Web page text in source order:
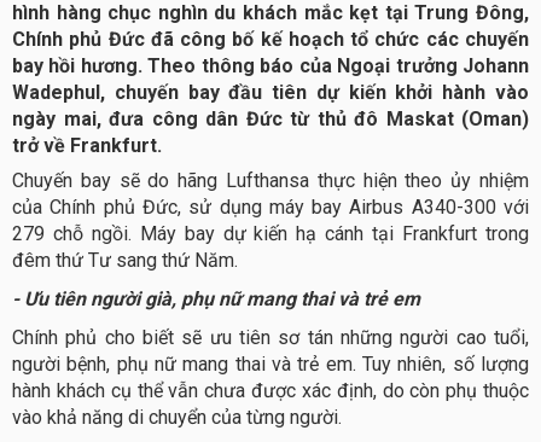
hình hàng chục nghìn du khách mắc kẹt tại Trung Đông,
Chính phủ Đức đã công bố kế hoạch tổ chức các chuyến
bay hồi hương. Theo thông báo của Ngoại trưởng Johann
Wadephul, chuyến bay đầu tiên dự kiến khởi hành vào
ngày mai, đưa công dân Đức từ thủ đô Maskat (Oman)
trở về Frankfurt.
Chuyến bay sẽ do hãng Lufthansa thực hiện theo ủy nhiệm
của Chính phủ Đức, sử dụng máy bay Airbus A340-300 với
279 chỗ ngồi. Máy bay dự kiến hạ cánh tại Frankfurt trong
đêm thứ Tư sang thứ Năm.
- Ưu tiên người già, phụ nữ mang thai và trẻ em
Chính phủ cho biết sẽ ưu tiên sơ tán những người cao tuổi,
người bệnh, phụ nữ mang thai và trẻ em. Tuy nhiên, số lượng
hành khách cụ thể vẫn chưa được xác định, do còn phụ thuộc
vào khả năng di chuyển của từng người.